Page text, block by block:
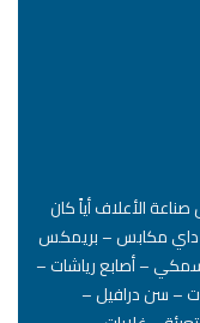
الأعلاف أياً كان
داي مكابس – بريمكس
– أصابع رياشات –
– سن درافيل –